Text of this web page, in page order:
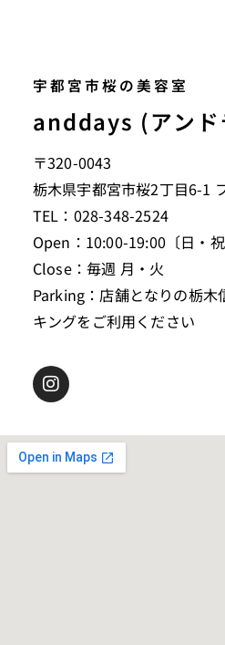
宇都宮市桜の美容室
anddays (アンド
〒320-0043
栃木県宇都宮市桜2丁目6-1
TEL：028-348-2524
Open：10:00-19:00〔日・祝
Close：毎週 月・火
Parking：店舗となりの栃木
キングをご利用ください